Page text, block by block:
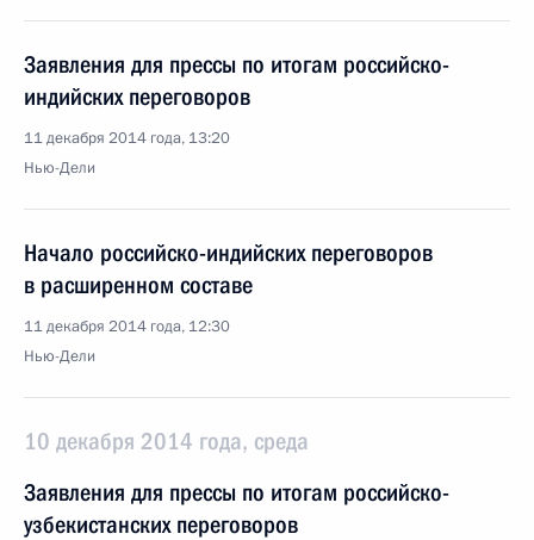
Заявления для прессы по итогам российско-
индийских переговоров
11 декабря 2014 года, 13:20
Нью-Дели
Начало российско-индийских переговоров
в расширенном составе
11 декабря 2014 года, 12:30
Нью-Дели
10 декабря 2014 года, среда
Заявления для прессы по итогам российско-
узбекистанских переговоров